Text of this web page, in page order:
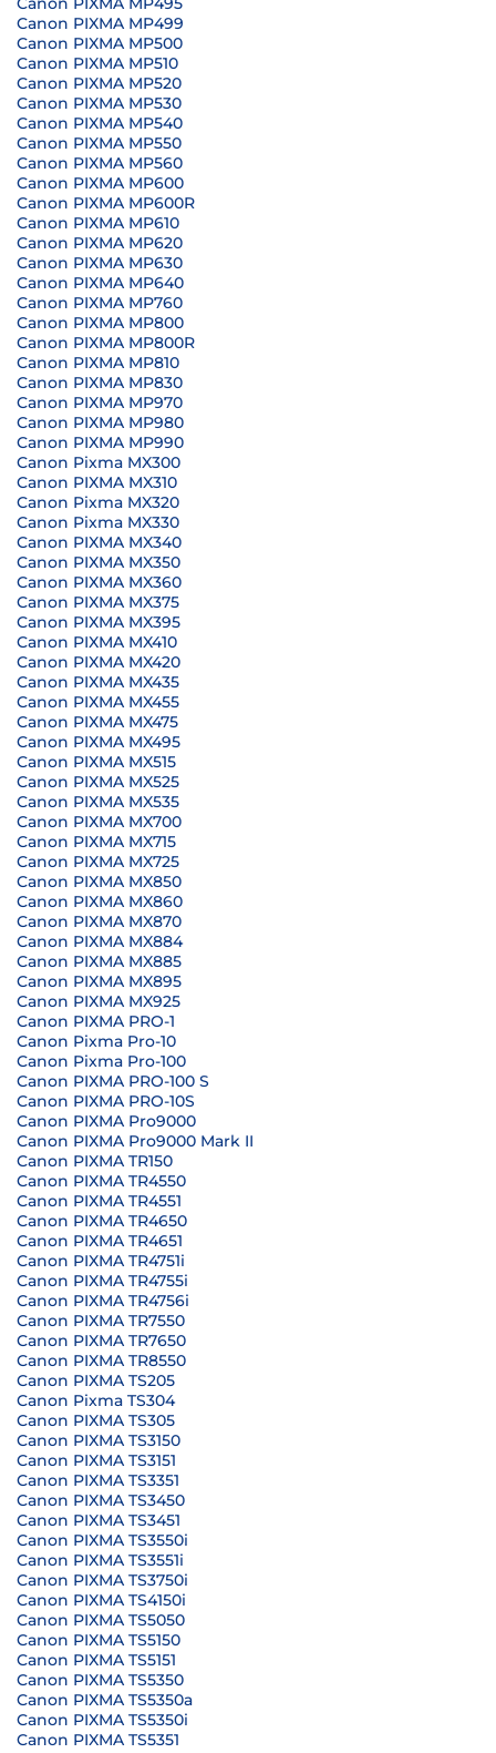
Canon PIXMA MP499
Canon PIXMA MP500
Canon PIXMA MP510
Canon PIXMA MP520
Canon PIXMA MP530
Canon PIXMA MP540
Canon PIXMA MP550
Canon PIXMA MP560
Canon PIXMA MP600
Canon PIXMA MP600R
Canon PIXMA MP610
Canon PIXMA MP620
Canon PIXMA MP630
Canon PIXMA MP640
Canon PIXMA MP760
Canon PIXMA MP800
Canon PIXMA MP800R
Canon PIXMA MP810
Canon PIXMA MP830
Canon PIXMA MP970
Canon PIXMA MP980
Canon PIXMA MP990
Canon Pixma MX300
Canon PIXMA MX310
Canon Pixma MX320
Canon Pixma MX330
Canon PIXMA MX340
Canon PIXMA MX350
Canon PIXMA MX360
Canon PIXMA MX375
Canon PIXMA MX395
Canon PIXMA MX410
Canon PIXMA MX420
Canon PIXMA MX435
Canon PIXMA MX455
Canon PIXMA MX475
Canon PIXMA MX495
Canon PIXMA MX515
Canon PIXMA MX525
Canon PIXMA MX535
Canon PIXMA MX700
Canon PIXMA MX715
Canon PIXMA MX725
Canon PIXMA MX850
Canon PIXMA MX860
Canon PIXMA MX870
Canon PIXMA MX884
Canon PIXMA MX885
Canon PIXMA MX895
Canon PIXMA MX925
Canon PIXMA PRO-1
Canon Pixma Pro-10
Canon Pixma Pro-100
Canon PIXMA PRO-100 S
Canon PIXMA PRO-10S
Canon PIXMA Pro9000
Canon PIXMA Pro9000 Mark II
Canon PIXMA TR150
Canon PIXMA TR4550
Canon PIXMA TR4551
Canon PIXMA TR4650
Canon PIXMA TR4651
Canon PIXMA TR4751i
Canon PIXMA TR4755i
Canon PIXMA TR4756i
Canon PIXMA TR7550
Canon PIXMA TR7650
Canon PIXMA TR8550
Canon PIXMA TS205
Canon Pixma TS304
Canon PIXMA TS305
Canon PIXMA TS3150
Canon PIXMA TS3151
Canon PIXMA TS3351
Canon PIXMA TS3450
Canon PIXMA TS3451
Canon PIXMA TS3550i
Canon PIXMA TS3551i
Canon PIXMA TS3750i
Canon PIXMA TS4150i
Canon PIXMA TS5050
Canon PIXMA TS5150
Canon PIXMA TS5151
Canon PIXMA TS5350
Canon PIXMA TS5350a
Canon PIXMA TS5350i
Canon PIXMA TS5351